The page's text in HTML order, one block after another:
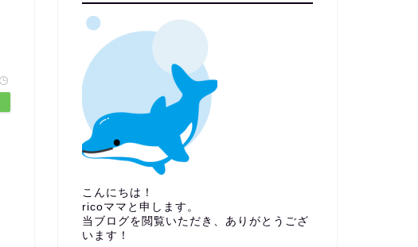
こんにちは！
ricoママと申します。
当ブログを閲覧いただき、ありがとうござ
います！